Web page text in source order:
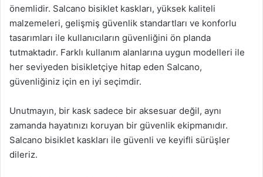
önemlidir. Salcano bisiklet kaskları, yüksek kaliteli
malzemeleri, gelişmiş güvenlik standartları ve konforlu
tasarımları ile kullanıcıların güvenliğini ön planda
tutmaktadır. Farklı kullanım alanlarına uygun modelleri ile
her seviyeden bisikletçiye hitap eden Salcano,
güvenliğiniz için en iyi seçimdir.
Unutmayın, bir kask sadece bir aksesuar değil, aynı
zamanda hayatınızı koruyan bir güvenlik ekipmanıdır.
Salcano bisiklet kaskları ile güvenli ve keyifli sürüşler
dileriz.